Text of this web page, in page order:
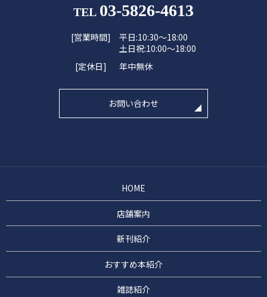
TEL 03-5826-4613
[営業時間]
平日:10:30～18:00
土日祝:10:00～18:00
[定休日]
年中無休
お問い合わせ
HOME
店舗案内
新刊紹介
おすすめ本紹介
雑誌紹介